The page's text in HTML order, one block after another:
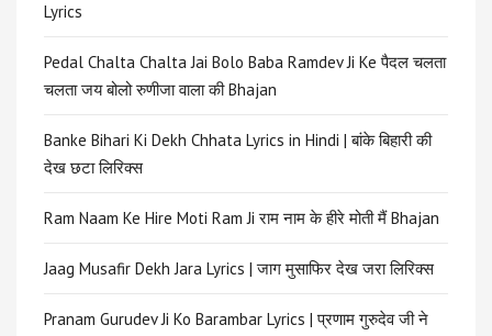
Lyrics
Pedal Chalta Chalta Jai Bolo Baba Ramdev Ji Ke पैदल चलता
चलता जय बोलो रुणीजा वाला की Bhajan
Banke Bihari Ki Dekh Chhata Lyrics in Hindi | बांके बिहारी की
देख छटा लिरिक्स
Ram Naam Ke Hire Moti Ram Ji राम नाम के हीरे मोती मैं Bhajan
Jaag Musafir Dekh Jara Lyrics | जाग मुसाफिर देख जरा लिरिक्स
Pranam Gurudev Ji Ko Barambar Lyrics | प्रणाम गुरुदेव जी ने